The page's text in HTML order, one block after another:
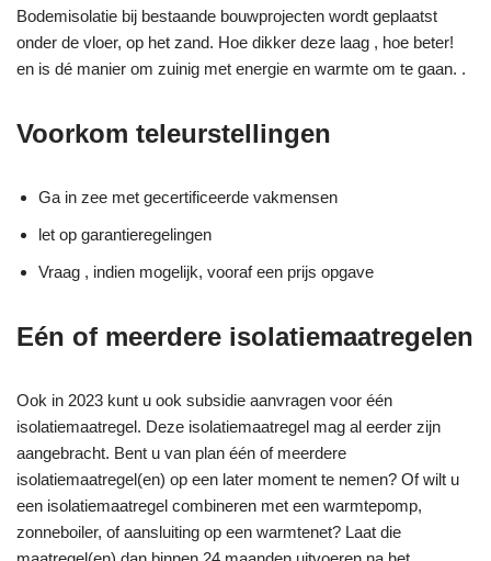
Bodemisolatie bij bestaande bouwprojecten wordt geplaatst
onder de vloer, op het zand. Hoe dikker deze laag , hoe beter!
en is dé manier om zuinig met energie en warmte om te gaan. .
Voorkom teleurstellingen
Ga in zee met gecertificeerde vakmensen
let op garantieregelingen
Vraag , indien mogelijk, vooraf een prijs opgave
Eén of meerdere isolatiemaatregelen
Ook in 2023 kunt u ook subsidie aanvragen voor één
isolatiemaatregel. Deze isolatiemaatregel mag al eerder zijn
aangebracht. Bent u van plan één of meerdere
isolatiemaatregel(en) op een later moment te nemen? Of wilt u
een isolatiemaatregel combineren met een warmtepomp,
zonneboiler, of aansluiting op een warmtenet? Laat die